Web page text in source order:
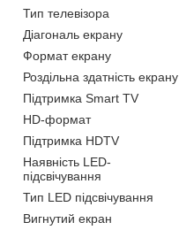
Тип телевізора
Діагональ екрану
Формат екрану
Роздільна здатність екрану
Підтримка Smart TV
HD-формат
Підтримка HDTV
Наявність LED-
підсвічування
Тип LED підсвічування
Вигнутий екран